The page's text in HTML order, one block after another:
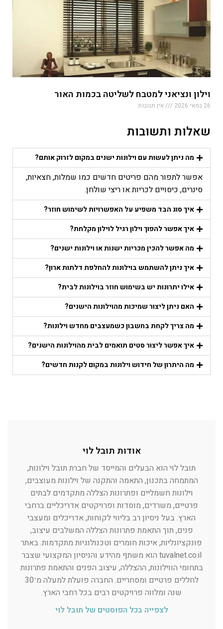
וילון ונציאני למטבח לשליטה בכמות האור
26 במאי 2026 אין תגובות
שאלות ותשובות
מה ניתן לעשות עם וילונות ישנים במקום לזרוק אותם?
אפשר לתפור מהם פריטים חדשים כמו שמלות, חצאיות,
סינרים, כיסויים לכריות או ריצי שולחן.
איך סוג הבד משפיע על האפשרויות לשימוש חוזר?
איך אפשר להפוך וילון רגיל לוילון מקלחת?
מה אפשר להכין מכריות ישנות או וילונות ישנים?
איך ניתן להשתמש בוילונות להחלפת דלתות ארון?
אילו יתרונות יש בשימוש חוזר בוילונות לבית?
האם ניתן ליצור שמיכות מהוילונות הישנים?
מה צריך לקחת בחשבון כשמעצבים מחדש וילונות?
איך אפשר ליצור סטים תואמים לבית מהוילונות הישנים?
מה היתרון של חידוש וילונות במקום לקנות חדשים?
אודות תובל לוי
תובל לוי הוא הבעלים והמייסד של חברת תובל וילונות,
המתמחה בתכנון, התאמה והתקנה של וילונות מעוצבים,
וילונות חשמליים ופתרונות הצללה מתקדמים לבתים
פרטיים, משרדים, מוסדות ופרויקטים אדריכליים ברחבי
הארץ. בעל ניסיון רב בליווי לקוחות, אדריכלים ומעצבי
פנים, תוך התאמת פתרונות הצללה המשלבים עיצוב,
פונקציונליות, איכות חומרים וטכנולוגיות מתקדמות. באתר
tuvalnet.co.il הוא משתף מהידע והניסיון המקצועי שצבר
בתחומי הווילונות, ההצללה, עיצוב הפנים והתאמת פתרונות
לחללים פרטיים ומסחריים. החברה פועלת למעלה מ־30
שנה ומלווה פרויקטים רבים בכל רחבי הארץ.
לצפייה בכל הפוסטים של תובל לוי